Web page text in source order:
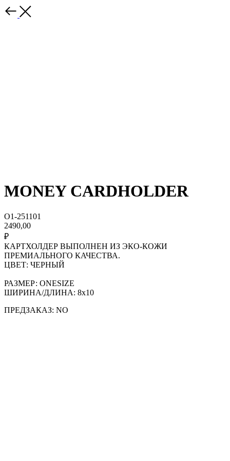
MONEY CARDHOLDER
O1-251101
2490,00
₽
КАРТХОЛДЕР ВЫПОЛНЕН ИЗ ЭКО-КОЖИ
ПРЕМИАЛЬНОГО КАЧЕСТВА.
ЦВЕТ: ЧЕРНЫЙ
РАЗМЕР: ONESIZE
ШИРИНА/ДЛИНА: 8x10
ПРЕДЗАКАЗ: NO